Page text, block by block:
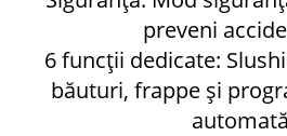
preveni
6 funcții dedicate:
băuturi, frappe și